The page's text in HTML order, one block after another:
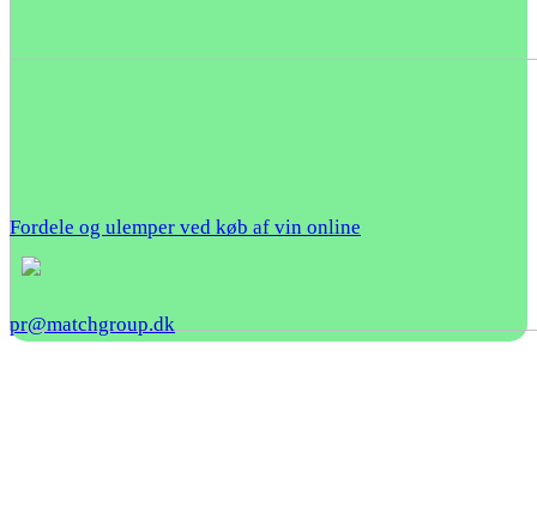
Fordele og ulemper ved køb af vin online
pr@matchgroup.dk